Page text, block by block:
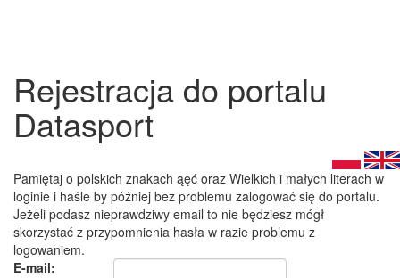
Rejestracja do portalu
Datasport
Pamiętaj o polskich znakach ąęć oraz Wielkich i małych literach w
loginie i haśle by później bez problemu zalogować się do portalu.
Jeżeli podasz nieprawdziwy email to nie będziesz mógł
skorzystać z przypomnienia hasła w razie problemu z
logowaniem.
E-mail: